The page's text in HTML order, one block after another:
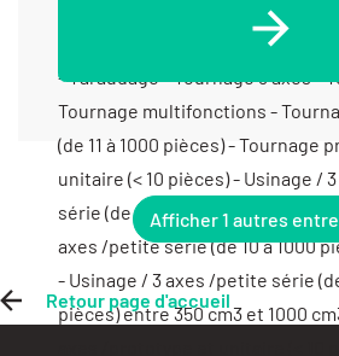
Afficher 1 autres
Retour page d'accueil